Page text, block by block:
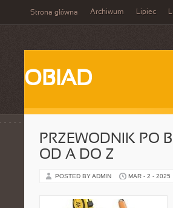
Strona główna Archiwum Lipiec
OBIAD
PRZEWODNIK PO
OD A DO Z
POSTED BY ADMIN MAR - 2 - 2025